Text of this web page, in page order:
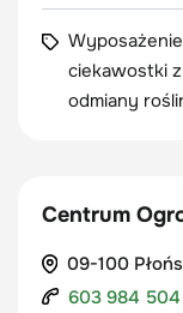
ciekawostki
odmiany
Centrum
09-100
603 984 504